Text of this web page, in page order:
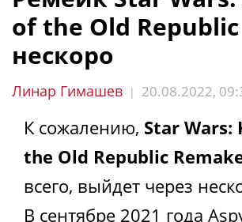
of the Old
нескоро
Линар Гимашев | 20.08.2022,
К сожалению, Star Wars:
the Old Republic
всего, выйдет через
В сентябре 2021 года